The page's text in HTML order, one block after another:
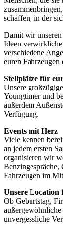
schaffen, in der
Damit wir
Ideen
verschiedene
euren Fahrzeugen
Stellplätze für
Unsere
Youngtimer und
außerdem
Verfügung.
Events mit Herz
Viele kennen
an jedem ersten
organisieren wir
Benzingespräche,
Fahrzeugen im
Unsere Location
Ob Geburtstag,
außergewöhnliche
unvergessliche